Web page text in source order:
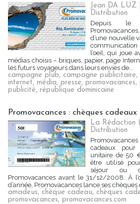
Jean DA
Distribution
Depuis
d’une nouvelle
l’oeil, qui joue
médias choisis – briques, papier, page
les futurs voyageurs dans leurs envies de...
campagne plub, campagne publicitaire,
internet, média, presse, promovacances,
publicité, république dominicaine
Promovacances : chèques
La Rédaction
Distribution
cadeaux
unitaire de 50
être utilisé
séjour ou
Promovacances avant le 31/12/2008. À
d’année, Promovacances lance ses chèques
amadeus, chèque cadeau, chèques
promovacances, promovacances.com